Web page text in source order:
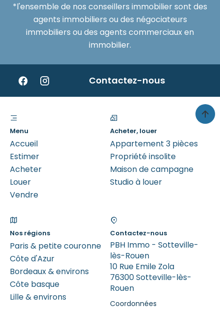
*l'ensemble de nos conseillers immobilier sont des
agents immobiliers ou des négociateurs
immobiliers ou des agents commerciaux en
immobilier.
Contactez-nous
Menu
Accueil
Estimer
Acheter
Louer
Vendre
Acheter, louer
Appartement 3 pièces
Propriété insolite
Maison de campagne
Studio à louer
Nos régions
Paris & petite couronne
Côte d'Azur
Bordeaux & environs
Côte basque
Lille & environs
Contactez-nous
PBH Immo - Sotteville-
lès-Rouen
10 Rue Emile Zola
76300 Sotteville-lès-
Rouen
Coordonnées